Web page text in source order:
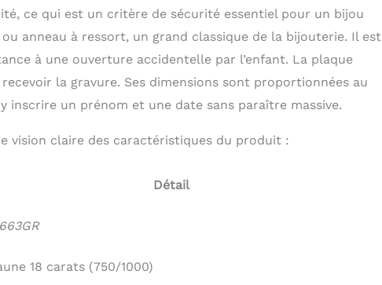
ce qui est un critère de sécurité essentiel pour un bijou
anneau à ressort, un grand classique de la bijouterie. Il est
à une ouverture accidentelle par l’enfant. La plaque
la gravure. Ses dimensions sont proportionnées au
un prénom et une date sans paraître massive.
vision claire des caractéristiques du produit :
Détail
18 carats (750/1000)